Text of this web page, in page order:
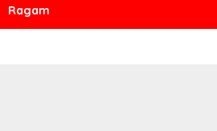
Ragam